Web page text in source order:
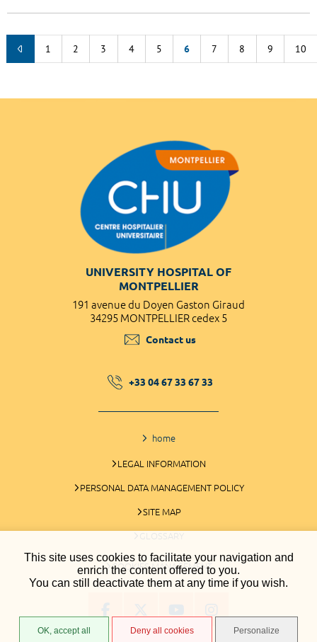
This site uses cookies to facilitate your navigation and
enrich the content offered to you.
You can still deactivate them at any time if you wish.
OK, accept all Deny all cookies Personalize
1 2 3 4 5 6 7 8 9 10
UNIVERSITY HOSPITAL OF
MONTPELLIER
191 avenue du Doyen Gaston Giraud
34295 MONTPELLIER cedex 5
Contact us
+33 04 67 33 67 33
home
LEGAL INFORMATION
PERSONAL DATA MANAGEMENT POLICY
SITE MAP
GLOSSARY
COOKIES MANAGEMENT